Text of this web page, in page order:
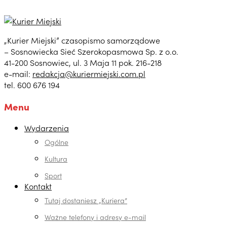
„Kurier Miejski” czasopismo samorządowe
– Sosnowiecka Sieć Szerokopasmowa Sp. z o.o.
41-200 Sosnowiec, ul. 3 Maja 11 pok. 216-218
e-mail: redakcja@kuriermiejski.com.pl
tel. 600 676 194
Menu
Wydarzenia
Ogólne
Kultura
Sport
Kontakt
Tutaj dostaniesz „Kuriera”
Ważne telefony i adresy e-mail